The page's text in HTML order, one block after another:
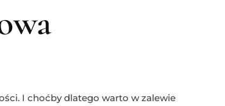
I choćby dlatego warto w zalewie